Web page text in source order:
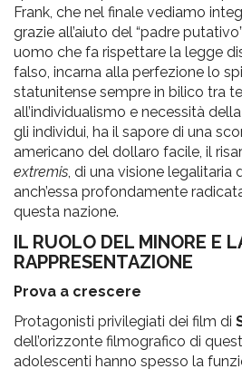
Frank, che nel finale vediamo
grazie all’aiuto del “padre
uomo che fa rispettare la legge
falso, incarna alla perfezione lo
statunitense sempre in bilico tra
all’individualismo e necessità
gli individui, ha il sapore di una
americano del dollaro facile, il
extremis, di una visione legalitaria
anch’essa profondamente
questa nazione.
IL RUOLO DEL MINORE E
RAPPRESENTAZIONE
Prova a crescere
Protagonisti privilegiati dei film di
dell’orizzonte filmografico di
adolescenti hanno spesso la